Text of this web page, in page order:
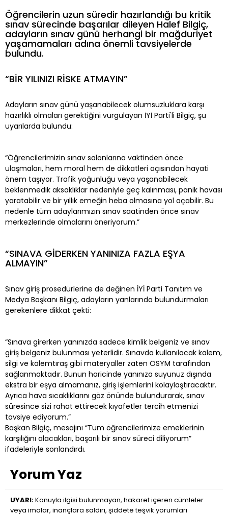
Öğrencilerin uzun süredir hazırlandığı bu kritik
sınav sürecinde başarılar dileyen Halef Bilgiç,
adayların sınav günü herhangi bir mağduriyet
yaşamamaları adına önemli tavsiyelerde
bulundu.
“BİR YILINIZI RİSKE ATMAYIN”
Adayların sınav günü yaşanabilecek olumsuzluklara karşı
hazırlıklı olmaları gerektiğini vurgulayan İYİ Parti'li Bilgiç, şu
uyarılarda bulundu:
“Öğrencilerimizin sınav salonlarına vaktinden önce
ulaşmaları, hem moral hem de dikkatleri açısından hayati
önem taşıyor. Trafik yoğunluğu veya yaşanabilecek
beklenmedik aksaklıklar nedeniyle geç kalınması, panik havası
yaratabilir ve bir yıllık emeğin heba olmasına yol açabilir. Bu
nedenle tüm adaylarımızın sınav saatinden önce sınav
merkezlerinde olmalarını öneriyorum.”
“SINAVA GİDERKEN YANINIZA FAZLA EŞYA
ALMAYIN”
Sınav giriş prosedürlerine de değinen İYİ Parti Tanıtım ve
Medya Başkanı Bilgiç, adayların yanlarında bulundurmaları
gerekenlere dikkat çekti:
“Sınava girerken yanınızda sadece kimlik belgeniz ve sınav
giriş belgeniz bulunması yeterlidir. Sınavda kullanılacak kalem,
silgi ve kalemtıraş gibi materyaller zaten ÖSYM tarafından
sağlanmaktadır. Bunun haricinde yanınıza suyunuz dışında
ekstra bir eşya almamanız, giriş işlemlerini kolaylaştıracaktır.
Ayrıca hava sıcaklıklarını göz önünde bulundurarak, sınav
süresince sizi rahat ettirecek kıyafetler tercih etmenizi
tavsiye ediyorum.”
Başkan Bilgiç, mesajını “Tüm öğrencilerimize emeklerinin
karşılığını alacakları, başarılı bir sınav süreci diliyorum”
ifadeleriyle sonlandırdı.
Yorum Yaz
UYARI:Konuyla ilgisi bulunmayan, hakaret içeren cümleler
veya imalar, inançlara saldırı, şiddete teşvik yorumları